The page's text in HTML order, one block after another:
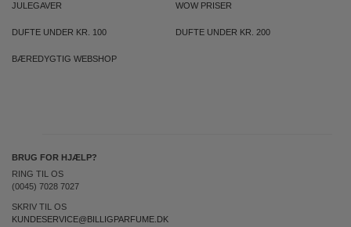
JULEGAVER WOW PRISER
DUFTE UNDER KR. 100 DUFTE UNDER KR. 200
BÆREDYGTIG WEBSHOP
BRUG FOR HJÆLP?
RING TIL OS
(0045) 7028 7027
SKRIV TIL OS
KUNDESERVICE@BILLIGPARFUME.DK